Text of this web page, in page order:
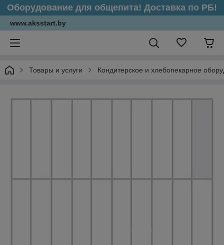
Оборудование для общепита! Доставка по РБ!
www.aksstart.by
Товары и услуги Кондитерское и хлебопекарное